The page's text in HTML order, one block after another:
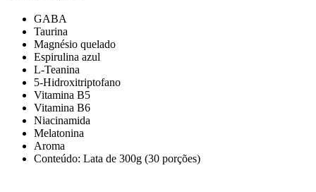
GABA
Taurina
Magnésio quelado
Espirulina azul
L-Teanina
5-Hidroxitriptofano
Vitamina B5
Vitamina B6
Niacinamida
Melatonina
Aroma
Conteúdo: Lata de 300g (30 porções)